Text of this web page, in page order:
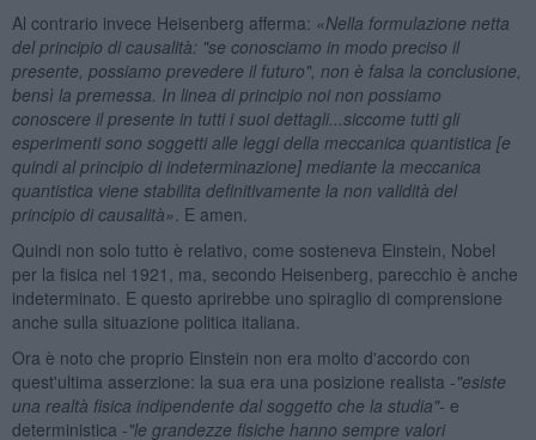
Al contrario invece Heisenberg afferma: «Nella formulazione netta
del principio di causalità: "se conosciamo in modo preciso il
presente, possiamo prevedere il futuro", non è falsa la conclusione,
bensì la premessa. In linea di principio noi non possiamo
conoscere il presente in tutti i suoi dettagli...siccome tutti gli
esperimenti sono soggetti alle leggi della meccanica quantistica [e
quindi al principio di indeterminazione] mediante la meccanica
quantistica viene stabilita definitivamente la non validità del
principio di causalità» . E amen.
Quindi non solo tutto è relativo, come sosteneva Einstein, Nobel
per la fisica nel 1921, ma, secondo Heisenberg, parecchio è anche
indeterminato. E questo aprirebbe uno spiraglio di comprensione
anche sulla situazione politica italiana.
Ora è noto che proprio Einstein non era molto d'accordo con
quest'ultima asserzione: la sua era una posizione realista -"esiste
una realtà fisica indipendente dal soggetto che la studia"- e
deterministica -"le grandezze fisiche hanno sempre valori